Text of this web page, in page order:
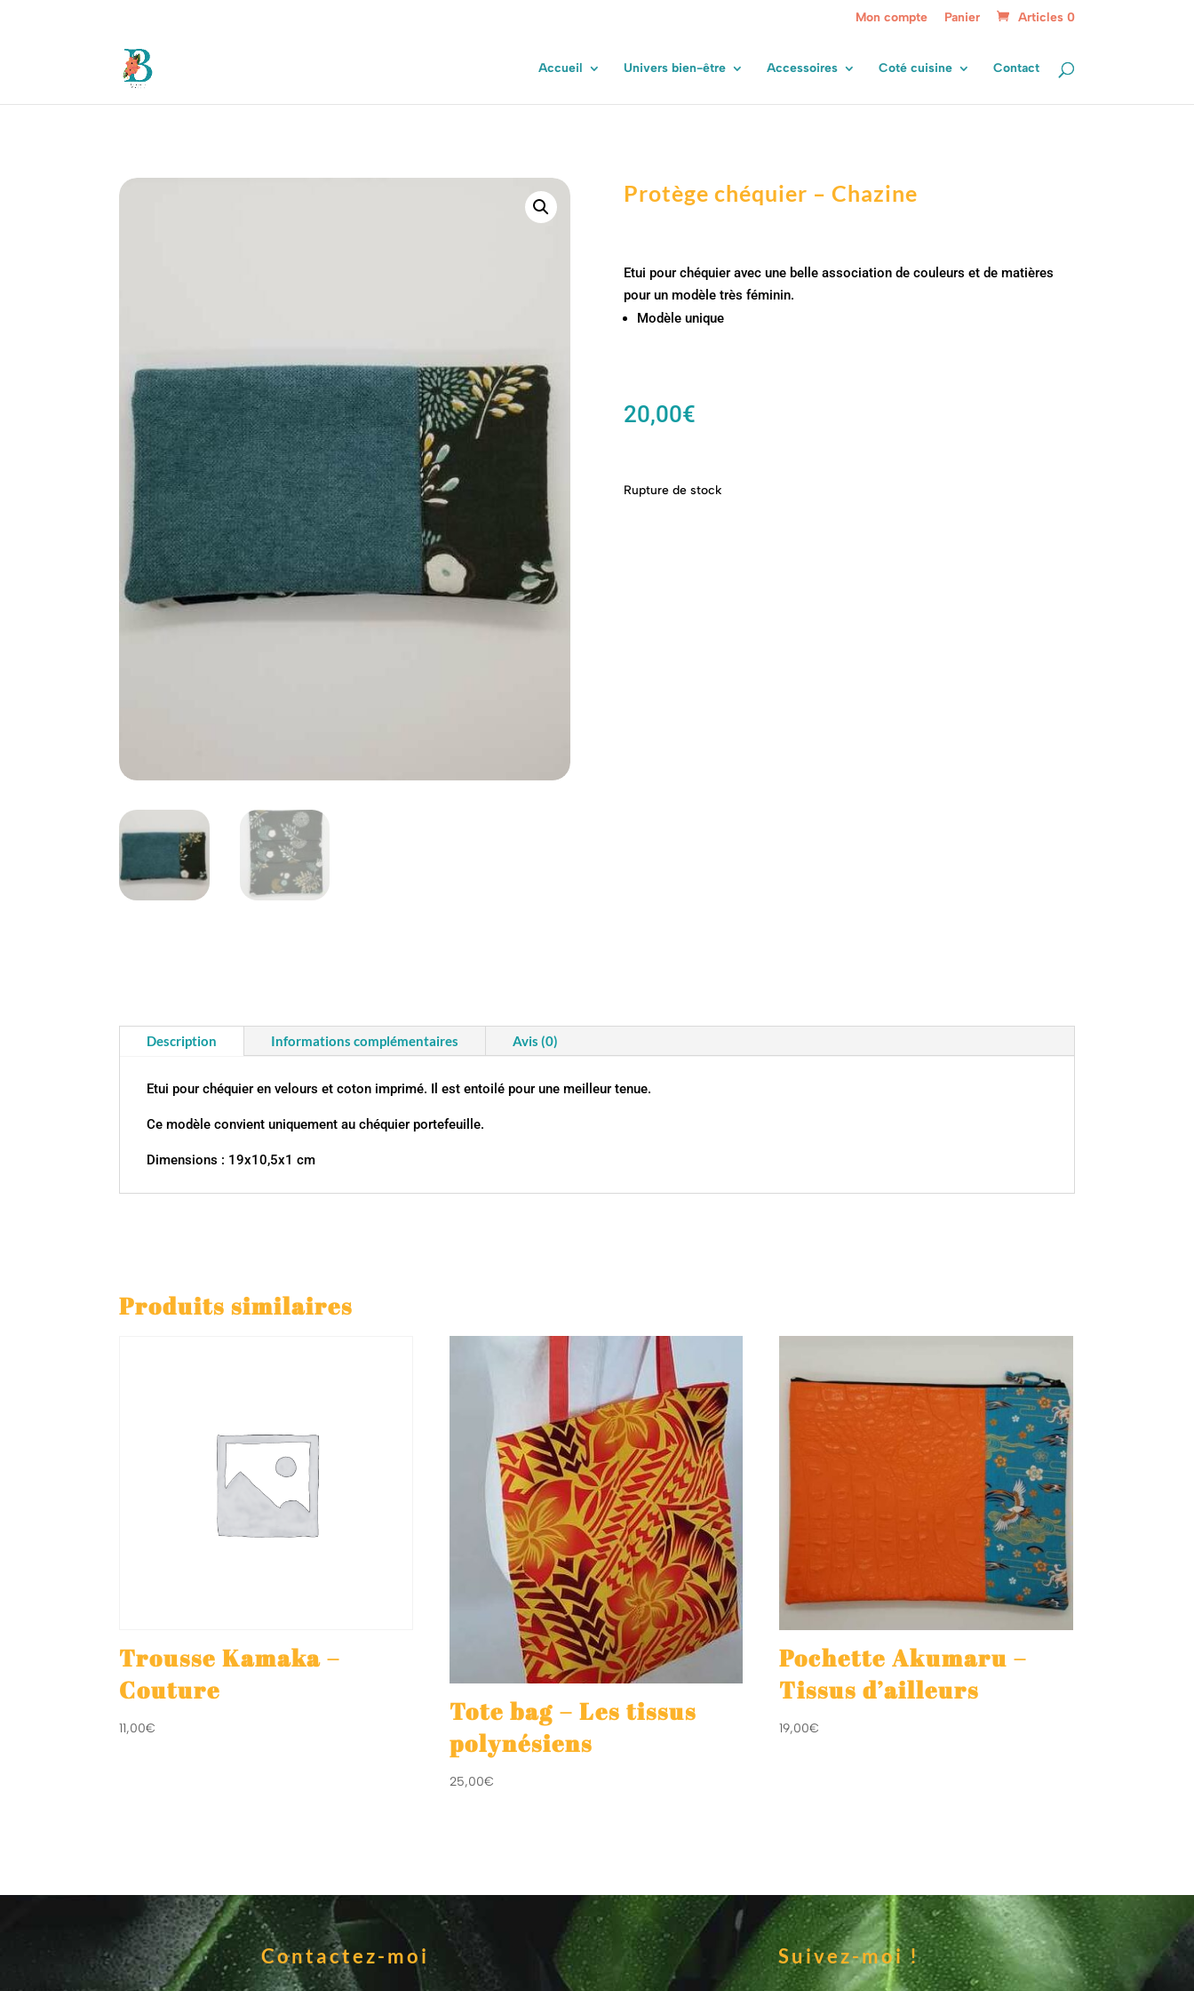
Mon compte Panier Articles 0
Accueil Univers bien-être Accessoires Coté cuisine Contact
Accueil
Protège chéquier – Chazine
Etui pour chéquier avec une belle association de couleurs et de matières
pour un modèle très féminin.
Modèle unique
20,00€
Rupture de stock
Description Informations complémentaires Avis (0)
Etui pour chéquier en velours et coton imprimé. Il est entoilé pour une meilleur tenue.
Ce modèle convient uniquement au chéquier portefeuille.
Dimensions : 19x10,5x1 cm
Produits similaires
Trousse Kamaka –
Couture
11,00€
Tote bag – Les tissus
polynésiens
25,00€
Pochette Akumaru –
Tissus d’ailleurs
19,00€
Contactez-moi Suivez-moi !